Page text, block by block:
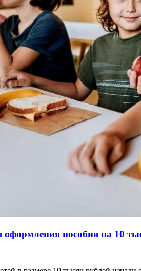
пособия на 10